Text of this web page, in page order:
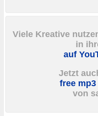
Viele Kreative
in
auf
Jetzt
free
von